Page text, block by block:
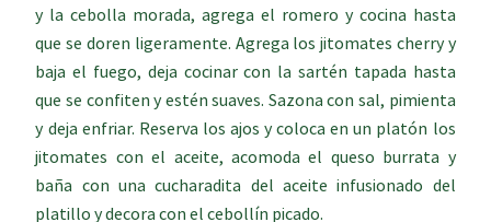
y la cebolla morada, agrega el romero y cocina hasta
que se doren ligeramente. Agrega los jitomates cherry y
baja el fuego, deja cocinar con la sartén tapada hasta
que se confiten y estén suaves. Sazona con sal, pimienta
y deja enfriar. Reserva los ajos y coloca en un platón los
jitomates con el aceite, acomoda el queso burrata y
baña con una cucharadita del aceite infusionado del
platillo y decora con el cebollín picado.